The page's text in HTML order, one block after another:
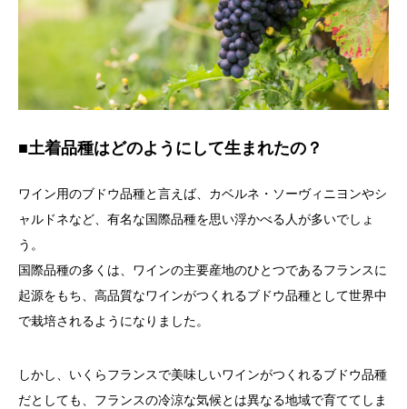
■土着品種はどのようにして生まれたの？
ワイン用のブドウ品種と言えば、カベルネ・ソーヴィニヨンやシ
ャルドネなど、有名な国際品種を思い浮かべる人が多いでしょ
う。
国際品種の多くは、ワインの主要産地のひとつであるフランスに
起源をもち、高品質なワインがつくれるブドウ品種として世界中
で栽培されるようになりました。
しかし、いくらフランスで美味しいワインがつくれるブドウ品種
だとしても、フランスの冷涼な気候とは異なる地域で育ててしま